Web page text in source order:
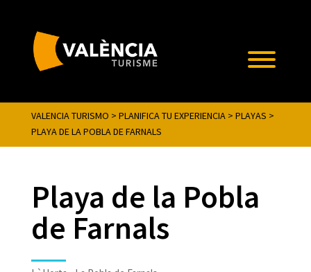
VALENCIA TURISMO > PLANIFICA TU EXPERIENCIA> PLAYAS >
PLAYA DE LA POBLA DE FARNALS
Playa de la Pobla
de Farnals